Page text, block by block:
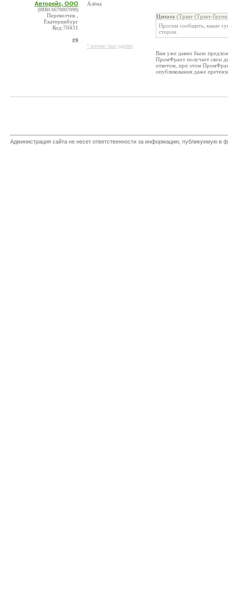
Авторейс, ООО
(ИНН:6670007098)
Перевозчик ,
Екатеринбург
Код:70431
#9
Алёна
* контакт был удален
Цитата (Тракт (Тракт-
Просим сообщить, какие
сторон.
Вам уже давно было
ПромФрахт получает свои
ответом, при этом
опубликования даже
Администрация сайта не несет ответственности за информацию, публикуемую